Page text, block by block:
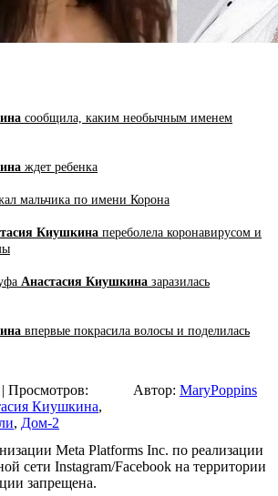
сообщила, каким необычным именем
ждет ребенка
мальчика по имени Корона
Киушкина переболела коронавирусом и
Анастасия Киушкина заразилась
впервые покрасила волосы и поделилась
| Просмотров:
Киушкина,
, Дом-2
Автор: MaryPoppins
Meta Platforms Inc. по реализации
сети Instagram/Facebook на территории
запрещена.